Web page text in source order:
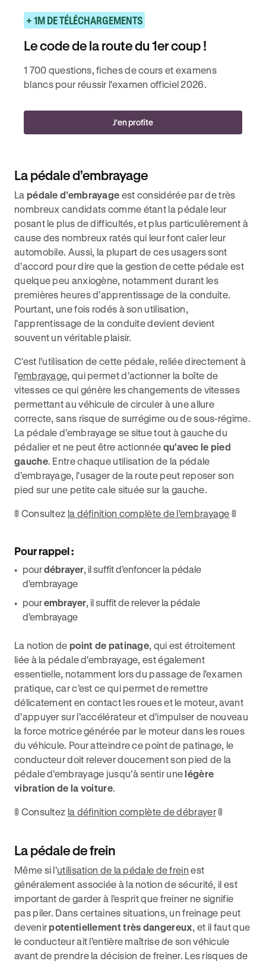
+ 1M DE TÉLÉCHARGEMENTS
Le code de la route du 1er coup !
1 700 questions, fiches de cours et examens
blancs pour réussir l'examen officiel 2026.
J'en profite
La pédale d’embrayage
La pédale d’embrayage est considérée par de très
nombreux candidats comme étant la pédale leur
posant le plus de difficultés, et plus particulièrement à
cause des nombreux ratés qui leur font caler leur
automobile. Aussi, la plupart de ces usagers sont
d’accord pour dire que la gestion de cette pédale est
quelque peu anxiogène, notamment durant les
premières heures d'apprentissage de la conduite.
Pourtant, une fois rodés à son utilisation,
l'apprentissage de la conduite devient devient
souvent un véritable plaisir.
C'est l’utilisation de cette pédale, reliée directement à
l’embrayage, qui permet d’actionner la boîte de
vitesses ce qui génère les changements de vitesses
permettant au véhicule de circuler à une allure
correcte, sans risque de surrégime ou de sous-régime.
La pédale d’embrayage se situe tout à gauche du
pédalier et ne peut être actionnée qu'avec le pied
gauche. Entre chaque utilisation de la pédale
d’embrayage, l'usager de la route peut reposer son
pied sur une petite cale située sur la gauche.
🚦 Consultez la définition complète de l’embrayage 🚦
Pour rappel :
pourdébrayer, il suffit d’enfoncer la pédale
d’embrayage
pourembrayer, il suffit de relever la pédale
d’embrayage
La notion de point de patinage, qui est étroitement
liée à la pédale d'embrayage, est également
essentielle, notamment lors du passage de l'examen
pratique, car c’est ce qui permet de remettre
délicatement en contact les roues et le moteur, avant
d’appuyer sur l’accélérateur et d'impulser de nouveau
la force motrice générée par le moteur dans les roues
du véhicule. Pour atteindre ce point de patinage, le
conducteur doit relever doucement son pied de la
pédale d’embrayage jusqu’à sentir unelégère
vibration de la voiture.
🚦 Consultez la définition complète de débrayer🚦
La pédale de frein
Même si l’utilisation de la pédale de frein est
généralement associée à la notion de sécurité, il est
important de garder à l’esprit que freiner ne signifie
pas piler. Dans certaines situations, un freinage peut
devenirpotentiellement très dangereux, et il faut que
le conducteur ait l’entière maîtrise de son véhicule
avant de prendre la décision de freiner. Les risques de